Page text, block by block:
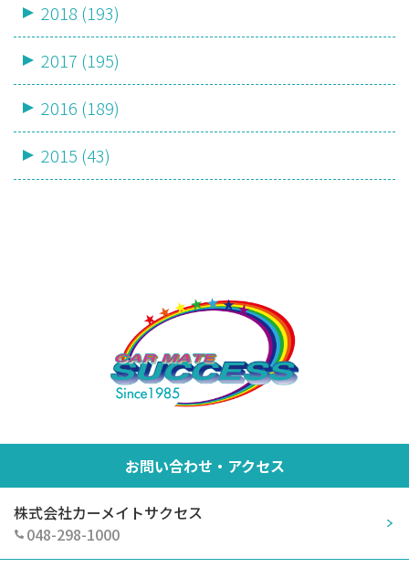
2018 (193)
2017 (195)
2016 (189)
2015 (43)
お問い合わせ・アクセス
株式会社カーメイトサクセス
048-298-1000